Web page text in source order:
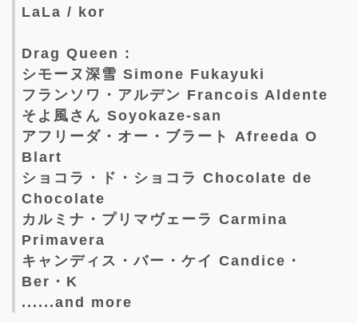
LaLa / kor
Drag Queen :
シモーヌ深雪 Simone Fukayuki
フランソワ・アルデン Francois Aldente
そよ風さん Soyokaze-san
アフリーダ・オー・ブラート Afreeda O
Blart
ショコラ・ド・ショコラ Chocolate de
Chocolate
カルミナ・プリマヴェーラ Carmina
Primavera
キャンディス・バー・ケイ Candice・
Ber・K
......and more